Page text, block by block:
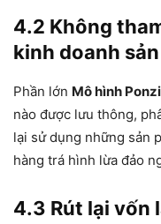
4.2 Không
kinh doanh
Phần lớn Mô hình Ponzi
nào được lưu thông,
lại sử dụng những sản
hàng trá hình lừa đảo
4.3 Rút lại vốn